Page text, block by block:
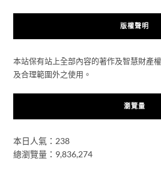
版權聲明
本站保有站上全部內容的著作及智慧財產
及合理範圍外之使用。
瀏覽量
本日人氣：238
總瀏覽量：9,836,274